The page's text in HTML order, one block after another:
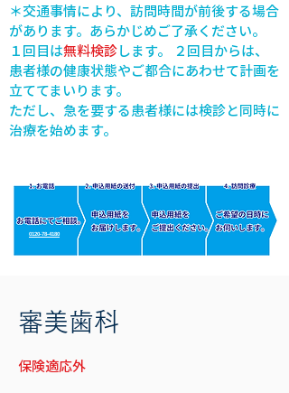
＊交通事情により、訪問時間が前後する場合
があります。あらかじめご了承ください。
１回目は無料検診します。 ２回目からは、
患者様の健康状態やご都合にあわせて計画を
立ててまいります。
ただし、急を要する患者様には検診と同時に
治療を始めます。
​0120-78-4180
審美歯科
保険適応外